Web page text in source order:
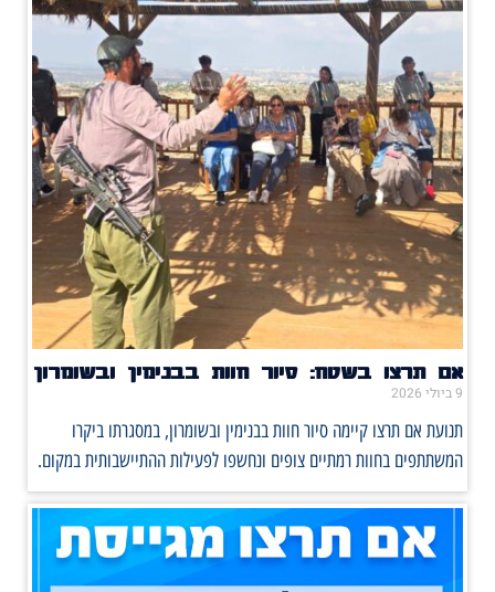
אם תרצו בשטח: סיור חוות בבנימין ובשומרון
9 ביולי 2026
תנועת אם תרצו קיימה סיור חוות בבנימין ובשומרון, במסגרתו ביקרו
המשתתפים בחוות רמתיים צופים ונחשפו לפעילות ההתיישבותית במקום.